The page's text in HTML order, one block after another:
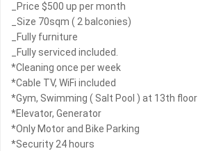
_Price $500 up per month
_Size 70sqm ( 2 balconies)
_Fully furniture
_Fully serviced included.
*Cleaning once per week
*Cable TV, WiFi included
*Gym, Swimming ( Salt Pool ) at 13th floor
*Elevator, Generator
*Only Motor and Bike Parking
*Security 24 hours